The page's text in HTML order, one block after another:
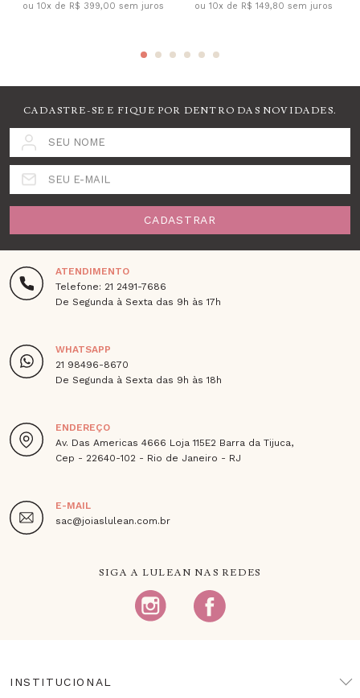
ou 10x de R$ 399,00 sem juros ou 10x de R$ 149,80 sem juros
CADASTRE-SE E FIQUE POR DENTRO DAS NOVIDADES.
SEU NOME
SEU E-MAIL
CADASTRAR
ATENDIMENTO
Telefone: 21 2491-7686
De Segunda à Sexta das 9h às 17h
WHATSAPP
21 98496-8670
De Segunda à Sexta das 9h às 18h
ENDEREÇO
Av. Das Americas 4666 Loja 115E2 Barra da Tijuca,
Cep - 22640-102 - Rio de Janeiro - RJ
E-MAIL
sac@joiaslulean.com.br
SIGA A LULEAN NAS REDES
INSTITUCIONAL